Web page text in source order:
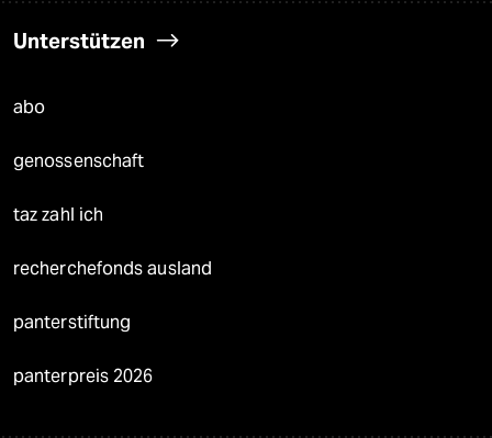
Unterstützen
abo
genossenschaft
taz zahl ich
recherchefonds ausland
panterstiftung
panterpreis 2026